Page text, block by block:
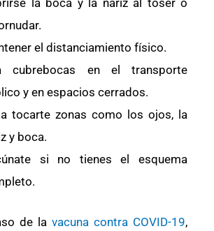
la boca y la nariz al toser o
el distanciamiento físico.
cubrebocas en el transporte
y en espacios cerrados.
tocarte zonas como los ojos, la
y boca.
si no tienes el esquema
de la vacuna contra COVID-19,